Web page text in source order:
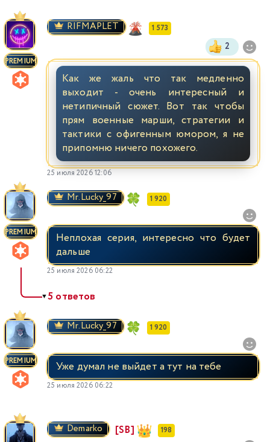
PREMIUM
RIFMAPLET 1 573
2
Как же жаль что так медленно
выходит - очень интересный и
нетипичный сюжет. Вот так чтобы
прям военные марши, стратегии и
тактики с офигенным юмором, я не
припомню ничего похожего.
25 июля 2026 12:06
PREMIUM
Mr.Lucky_97 1 920
Неплохая серия, интересно что будет
дальше
25 июля 2026 06:22
▼5 ответов
PREMIUM
Mr.Lucky_97 1 920
Уже думал не выйдет а тут на тебе
25 июля 2026 06:22
Demarko [SB] 198